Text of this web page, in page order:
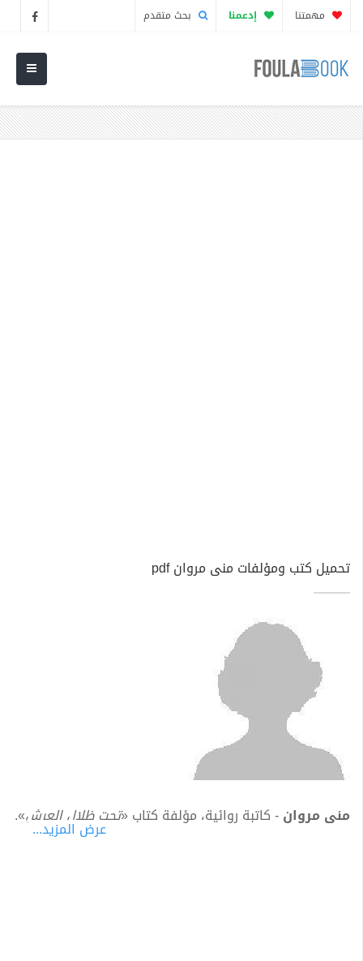
مهمتنا إدعمنا بحث متقدم
تحميل كتب ومؤلفات منى مروان pdf
منى مروان- كاتبة روائية، مؤلفة كتاب «تحت ظلال العرش».
عرض المزيد...